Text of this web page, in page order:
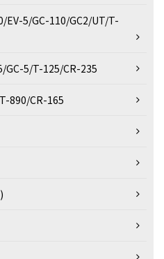
EV-5/GC-110/GC2/UT/T-
GC-5/T-125/CR-235
890/CR-165